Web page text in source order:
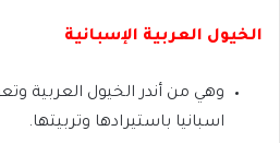
الخيول العربية الإسبانية
وهي من أندر الخيول العربية
اسبانيا باستيرادها وتربيتها.